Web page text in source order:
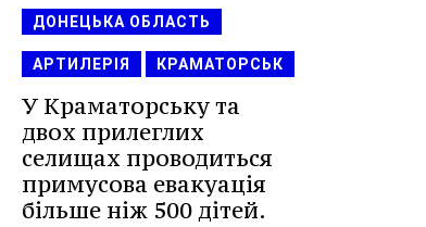
ДОНЕЦЬКА ОБЛАСТЬ
АРТИЛЕРІЯ КРАМАТОРСЬК
У Краматорську та
двох прилеглих
селищах проводиться
примусова евакуація
більше ніж 500 дітей.